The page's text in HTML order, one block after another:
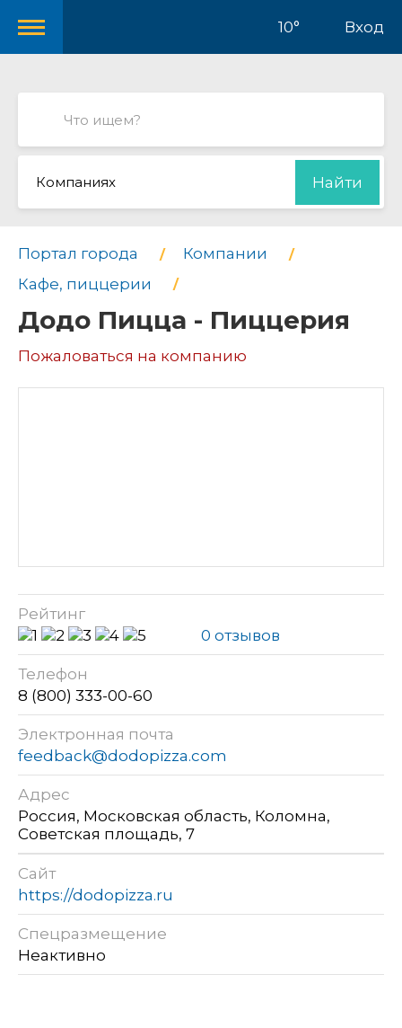
10° Вход
Компаниях Найти
Портал города
Компании
Кафе, пиццерии
Додо Пицца - Пиццерия
Пожаловаться на компанию
Рейтинг
0 отзывов
Телефон
8 (800) 333-00-60
Электронная почта
feedback@dodopizza.com
Адрес
Россия, Московская область, Коломна,
Советская площадь, 7
Сайт
https://dodopizza.ru
Спецразмещение
Неактивно